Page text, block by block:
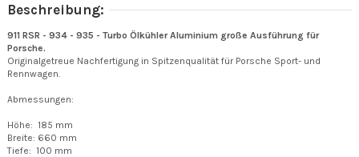
Beschreibung:
911 RSR - 934 - 935 - Turbo Ölkühler Aluminium große Ausführung für
Porsche.
Originalgetreue Nachfertigung in Spitzenqualität für Porsche Sport- und
Rennwagen.
Abmessungen:
Höhe: 185 mm
Breite: 660 mm
Tiefe: 100 mm